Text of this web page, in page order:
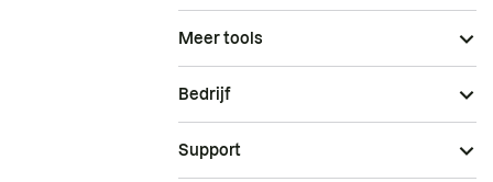
Meer tools
Bedrijf
Support